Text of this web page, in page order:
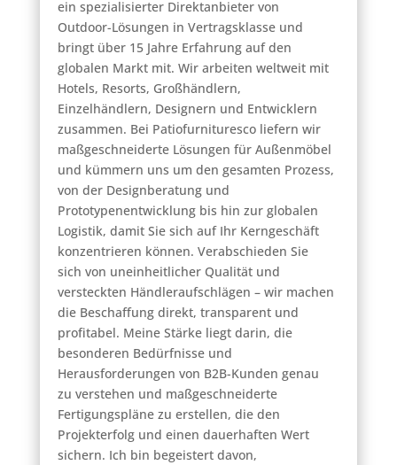
ein spezialisierter Direktanbieter von
Outdoor-Lösungen in Vertragsklasse und
bringt über 15 Jahre Erfahrung auf den
globalen Markt mit. Wir arbeiten weltweit mit
Hotels, Resorts, Großhändlern,
Einzelhändlern, Designern und Entwicklern
zusammen. Bei Patiofurnituresco liefern wir
maßgeschneiderte Lösungen für Außenmöbel
und kümmern uns um den gesamten Prozess,
von der Designberatung und
Prototypenentwicklung bis hin zur globalen
Logistik, damit Sie sich auf Ihr Kerngeschäft
konzentrieren können. Verabschieden Sie
sich von uneinheitlicher Qualität und
versteckten Händleraufschlägen – wir machen
die Beschaffung direkt, transparent und
profitabel. Meine Stärke liegt darin, die
besonderen Bedürfnisse und
Herausforderungen von B2B-Kunden genau
zu verstehen und maßgeschneiderte
Fertigungspläne zu erstellen, die den
Projekterfolg und einen dauerhaften Wert
sichern. Ich bin begeistert davon,